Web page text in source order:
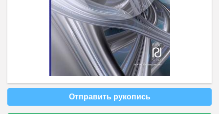
Отправить рукопись